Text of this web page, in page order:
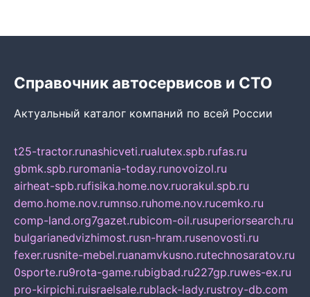
Справочник автосервисов и СТО
Актуальный каталог компаний по всей России
t25-tractor.runashicveti.rualutex.spb.rufas.ru
gbmk.spb.ruromania-today.runovoizol.ru
airheat-spb.rufisika.home.nov.ruorakul.spb.ru
demo.home.nov.rumnso.ruhome.nov.rucemko.ru
comp-land.org7gazet.rubicom-oil.rusuperiorsearch.ru
bulgarianedvizhimost.rusn-hram.rusenovosti.ru
fexer.rusnite-mebel.ruanamvkusno.rutechnosaratov.ru
0sporte.ru9rota-game.rubigbad.ru227gp.ruwes-ex.ru
pro-kirpichi.ruisraelsale.rublack-lady.rustroy-db.com